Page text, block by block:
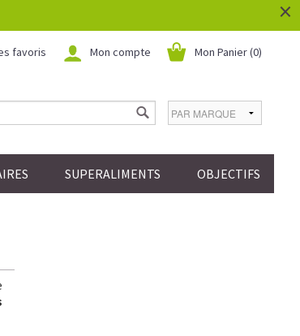
×
Mon Panier (0)
Mon compte
favoris
SUPERALIMENTS OBJECTIFS